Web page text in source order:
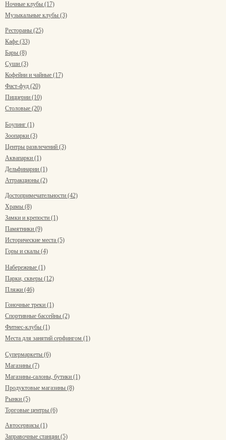
Ночные клубы (17)
Музыкальные клубы (3)
Рестораны (25)
Кафе (33)
Бары (8)
Суши (3)
Кофейни и чайные (17)
Фаст-фуд (20)
Пиццерии (10)
Столовые (20)
Боулинг (1)
Зоопарки (3)
Центры развлечений (3)
Аквапарки (1)
Дельфинарии (1)
Аттракционы (2)
Достопримечательности (42)
Храмы (8)
Замки и крепости (1)
Памятники (9)
Исторические места (5)
Горы и скалы (4)
Набережные (1)
Парки, скверы (12)
Пляжи (46)
Гоночные треки (1)
Спортивные бассейны (2)
Фитнес-клубы (1)
Места для занятий серфингом (1)
Супермаркеты (6)
Магазины (7)
Магазины-салоны, бутики (1)
Продуктовые магазины (8)
Рынки (5)
Торговые центры (6)
Автосервисы (1)
Заправочные станции (5)